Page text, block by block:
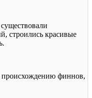
строились красивые
финнов,